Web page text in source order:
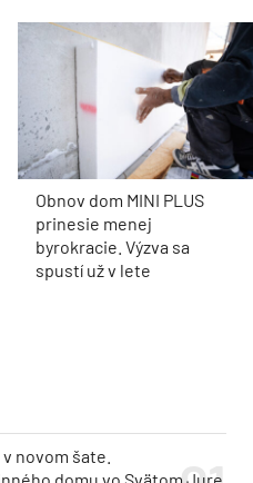
Obnov dom MINI PLUS
prinesie menej
byrokracie. Výzva sa
spustí už v lete
novom šate.